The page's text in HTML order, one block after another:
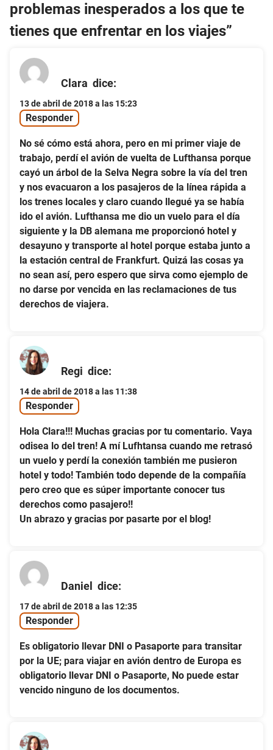
problemas inesperados a los que te
tienes que enfrentar en los viajes”
Clara dice:
13 de abril de 2018 a las 15:23
Responder
No sé cómo está ahora, pero en mi primer viaje de
trabajo, perdí el avión de vuelta de Lufthansa porque
cayó un árbol de la Selva Negra sobre la vía del tren
y nos evacuaron a los pasajeros de la línea rápida a
los trenes locales y claro cuando llegué ya se había
ido el avión. Lufthansa me dio un vuelo para el día
siguiente y la DB alemana me proporcionó hotel y
desayuno y transporte al hotel porque estaba junto a
la estación central de Frankfurt. Quizá las cosas ya
no sean así, pero espero que sirva como ejemplo de
no darse por vencida en las reclamaciones de tus
derechos de viajera.
Regi dice:
14 de abril de 2018 a las 11:38
Responder
Hola Clara!!! Muchas gracias por tu comentario. Vaya
odisea lo del tren! A mí Lufhtansa cuando me retrasó
un vuelo y perdí la conexión también me pusieron
hotel y todo! También todo depende de la compañía
pero creo que es súper importante conocer tus
derechos como pasajero!!
Un abrazo y gracias por pasarte por el blog!
Daniel dice:
17 de abril de 2018 a las 12:35
Responder
Es obligatorio llevar DNI o Pasaporte para transitar
por la UE; para viajar en avión dentro de Europa es
obligatorio llevar DNI o Pasaporte, No puede estar
vencido ninguno de los documentos.